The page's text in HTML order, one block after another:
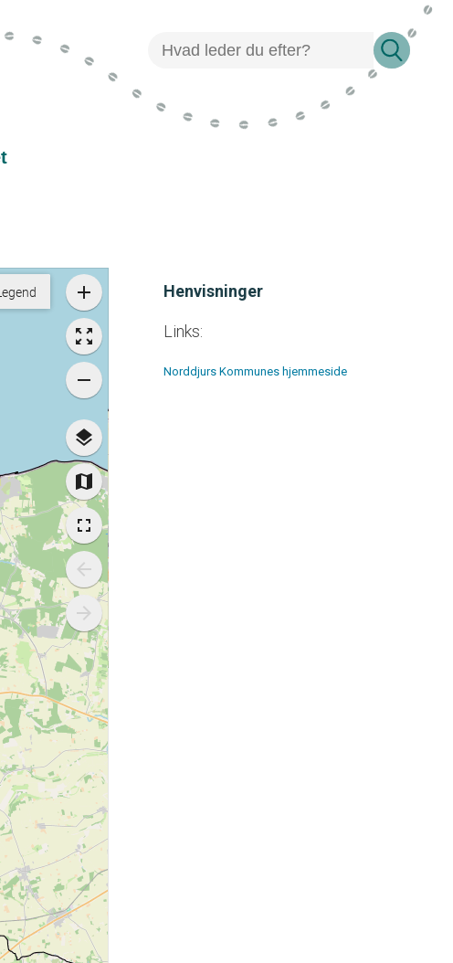
Henvisninger
Links:
Norddjurs Kommunes hjemmeside